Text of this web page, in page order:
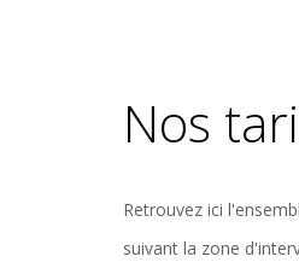
Nos
Retrouvez ici
suivant la zone